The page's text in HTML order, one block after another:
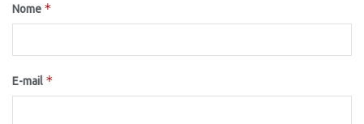
Nome *
E-mail *